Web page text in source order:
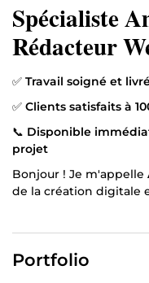
Spécialiste
Rédacteur
Designer
✅ Travail soigné et
✅ Clients satisfaits à
📞 Disponible
projet
Bonjour ! Je m'appelle
de la création digitale
dans trois axes
Portfolio